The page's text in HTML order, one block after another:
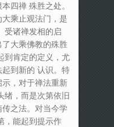
四禅 殊胜之处。
乘止观法门，是
受诸禅发相的启
大乘佛教的殊胜
到肯定的定义，尤
到新的 认识。特
，对于禅法重新
绪，而是次第依旧
之法。对当今学
，能起到提示作